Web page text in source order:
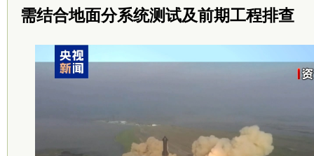
需结合地面分系统测试及前期工程排查